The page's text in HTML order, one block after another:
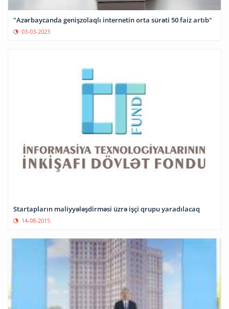
"Azərbaycanda genişzolaqlı internetin orta sürəti 50 faiz artıb"
03-03-2023
Startapların maliyyələşdirməsi üzrə işçi qrupu yaradılacaq
14-08-2015